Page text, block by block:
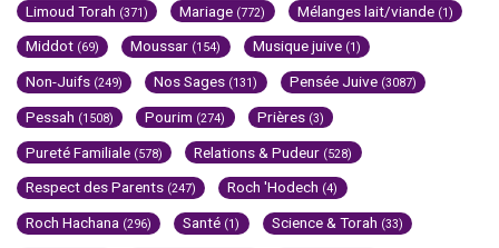
Limoud Torah (371) Mariage (772) Mélanges lait/viande (1)
Middot (69) Moussar (154) Musique juive (1)
Non-Juifs (249) Nos Sages (131) Pensée Juive (3087)
Pessah (1508) Pourim (274) Prières (3)
Pureté Familiale (578) Relations & Pudeur (528)
Respect des Parents (247) Roch 'Hodech (4)
Roch Hachana (296) Santé (1) Science & Torah (33)